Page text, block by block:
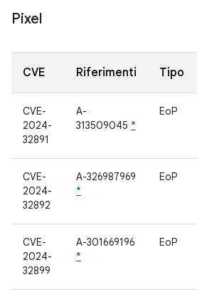
Pixel
CVE Riferimenti Tipo
CVE-
2024-
32891
A-
313509045 *
EoP
CVE-
2024-
32892
A-326987969
*
EoP
CVE-
2024-
32899
A-301669196
*
EoP